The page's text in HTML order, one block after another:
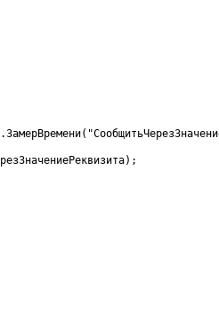
.ЗамерВремени(
) ;